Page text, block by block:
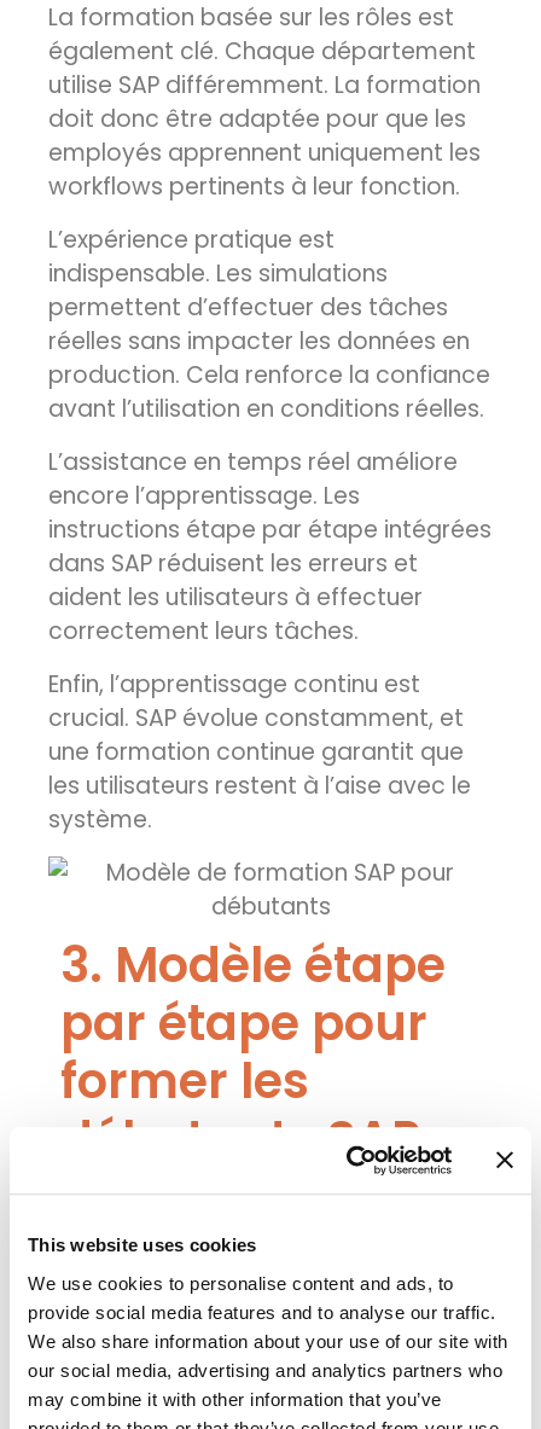
This website uses cookies
We use cookies to personalise content and ads, to
provide social media features and to analyse our traffic.
We also share information about your use of our site with
our social media, advertising and analytics partners who
may combine it with other information that you’ve
La formation basée sur les rôles est
également clé. Chaque département
utilise SAP différemment. La formation
doit donc être adaptée pour que les
employés apprennent uniquement les
workflows pertinents à leur fonction.
L’expérience pratique est
indispensable. Les simulations
permettent d’effectuer des tâches
réelles sans impacter les données en
production. Cela renforce la confiance
avant l’utilisation en conditions réelles.
L’assistance en temps réel améliore
encore l’apprentissage. Les
instructions étape par étape intégrées
dans SAP réduisent les erreurs et
aident les utilisateurs à effectuer
correctement leurs tâches.
Enfin, l’apprentissage continu est
crucial. SAP évolue constamment, et
une formation continue garantit que
les utilisateurs restent à l’aise avec le
système.
3. Modèle étape
par étape pour
former les
débutants SAP
Identifier comment chaque équipe
utilise SAP et définir les tâches clés.
Étape 2 : Construire un programme
structuré
Commencer par les bases, puis